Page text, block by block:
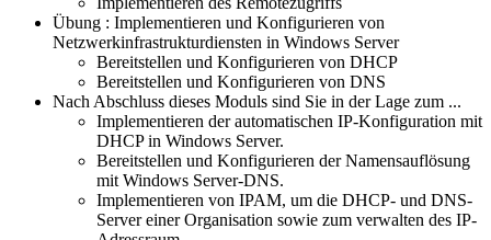
Übung : Implementieren und Konfigurieren von
Netzwerkinfrastrukturdiensten in Windows Server
Bereitstellen und Konfigurieren von DHCP
Bereitstellen und Konfigurieren von DNS
Nach Abschluss dieses Moduls sind Sie in der Lage zum ...
Implementieren der automatischen IP-Konfiguration mit
DHCP in Windows Server.
Bereitstellen und Konfigurieren der Namensauflösung
mit Windows Server-DNS.
Implementieren von IPAM, um die DHCP- und DNS-
Server einer Organisation sowie zum verwalten des IP-